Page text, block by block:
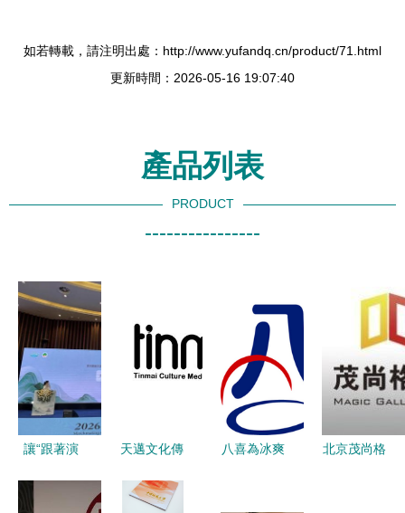
如若轉載，請注明出處：http://www.yufandq.cn/product/71.html
更新時間：2026-05-16 19:07:40
產品列表
PRODUCT
----------------
讓“跟著演
天邁文化傳
化傳媒行業
八喜為冰爽
北京茂尚格